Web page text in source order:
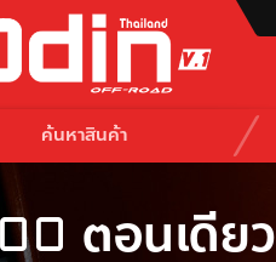
ตอนเดียว